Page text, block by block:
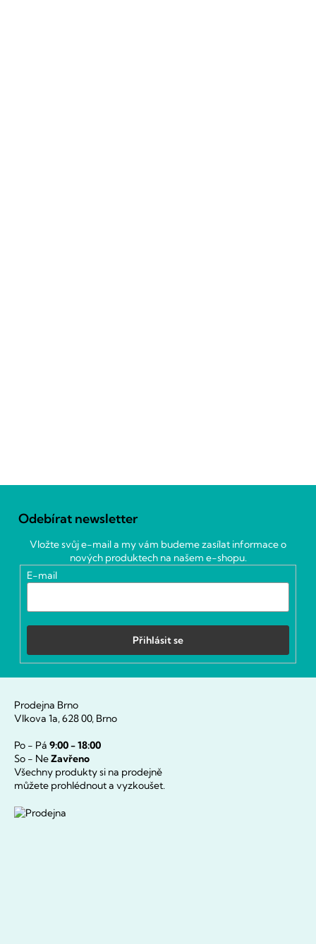
Odebírat newsletter
Vložte svůj e-mail a my vám budeme zasílat informace o
nových produktech na našem e-shopu.
E-mail
Přihlásit se
Prodejna Brno
Vlkova 1a, 628 00, Brno
Po - Pá 9:00 - 18:00
So - NeZavřeno
Všechny produkty si na prodejně
můžete prohlédnout a vyzkoušet.